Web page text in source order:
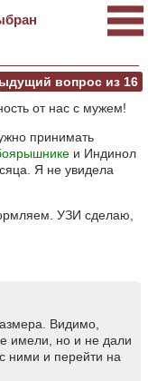
вопрос из 16
от нас с мужем!
принимать
и Индинол
Я не увидела
УЗИ сделаю,
Видимо,
имели, но и не дали
ними и перейти на